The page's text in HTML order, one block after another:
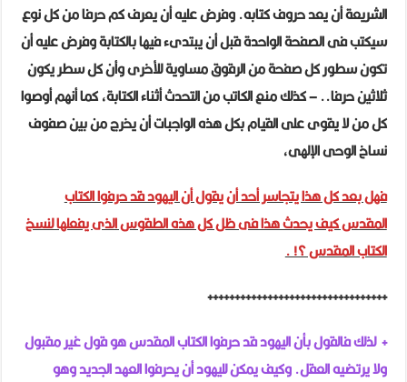
الشريعةأن يعد حروف كتابه.وفرض عليه أن يعرفكم حرفا من كل نوع
سيكتب فى الصفحة الواحدةقبل أن يبتدىء فيها بالكتابة وفرض عليه أن
تكون سطور كل صفحة من الرقوق مساوية للأخرىوأن كل سطر يكون
ثلاثين حرفا..– كذلك منع الكاتب من التحدث أثناء الكتابة، كما أنهم أوصوا
كل من لا يقوى على القيام بكل هذه الواجبات أن يخرج من بين صفوف
نساخ الوحى الإلهى،
فهل بعد كل هذا يتجاسر أحد أن يقول أن اليهود قد حرفوا الكتاب
المقدس كيف يحدث هذا فى ظل كل هذه الطقوس الذى يفعلها لنسخ
الكتاب المقدس ؟! .
+++++++++++++++++++++++++++++++++
+ لذلك فالقول بأن اليهود قد حرفوا الكتاب المقدس هو قول غير مقبول
ولا يرتضيه العقل. وكيف يمكن لليهود أن يحرفوا العهد الجديد وهو